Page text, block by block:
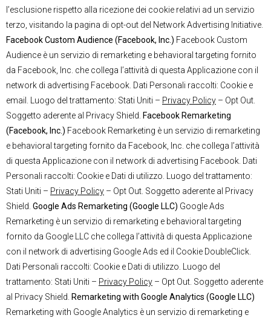
l’esclusione rispetto alla ricezione dei cookie relativi ad un servizio
terzo, visitando la pagina di opt-out del Network Advertising Initiative.
Facebook Custom Audience (Facebook, Inc.) Facebook Custom
Audience è un servizio di remarketing e behavioral targeting fornito
da Facebook, Inc. che collega l’attività di questa Applicazione con il
network di advertising Facebook. Dati Personali raccolti: Cookie e
email. Luogo del trattamento: Stati Uniti – Privacy Policy – Opt Out.
Soggetto aderente al Privacy Shield. Facebook Remarketing
(Facebook, Inc.) Facebook Remarketing è un servizio di remarketing
e behavioral targeting fornito da Facebook, Inc. che collega l’attività
di questa Applicazione con il network di advertising Facebook. Dati
Personali raccolti: Cookie e Dati di utilizzo. Luogo del trattamento:
Stati Uniti – Privacy Policy – Opt Out. Soggetto aderente al Privacy
Shield. Google Ads Remarketing (Google LLC) Google Ads
Remarketing è un servizio di remarketing e behavioral targeting
fornito da Google LLC che collega l’attività di questa Applicazione
con il network di advertising Google Ads ed il Cookie DoubleClick.
Dati Personali raccolti: Cookie e Dati di utilizzo. Luogo del
trattamento: Stati Uniti – Privacy Policy – Opt Out. Soggetto aderente
al Privacy Shield. Remarketing with Google Analytics (Google LLC)
Remarketing with Google Analytics è un servizio di remarketing e